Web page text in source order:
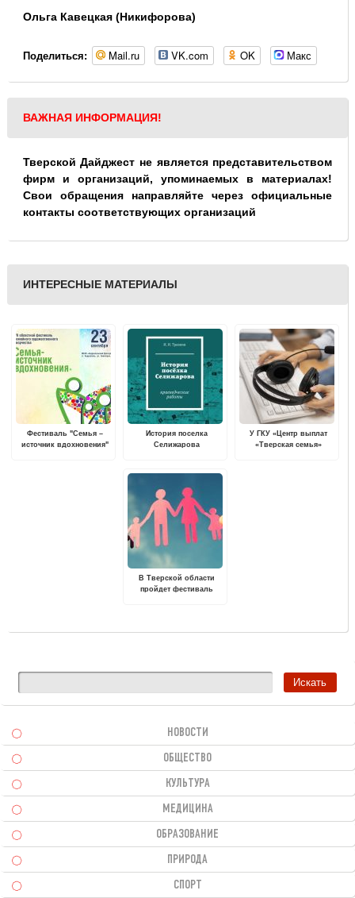
Ольга Кавецкая (Никифорова)
Поделиться: Mail.ru VK.com OK Макс
ВАЖНАЯ ИНФОРМАЦИЯ!
Тверской Дайджест не является представительством
фирм и организаций, упоминаемых в материалах!
Свои обращения направляйте через официальные
контакты соответствующих организаций
ИНТЕРЕСНЫЕ МАТЕРИАЛЫ
Фестиваль "Семья –
источник вдохновения"
История поселка
Селижарова
У ГКУ «Центр выплат
«Тверская семья»
В Тверской области
пройдет фестиваль
НОВОСТИ
ОБЩЕСТВО
КУЛЬТУРА
МЕДИЦИНА
ОБРАЗОВАНИЕ
ПРИРОДА
СПОРТ